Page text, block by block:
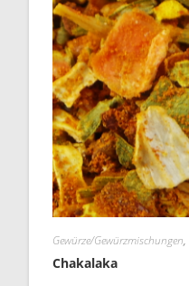
Gewürze/Gewürzmischungen,
Chakalaka